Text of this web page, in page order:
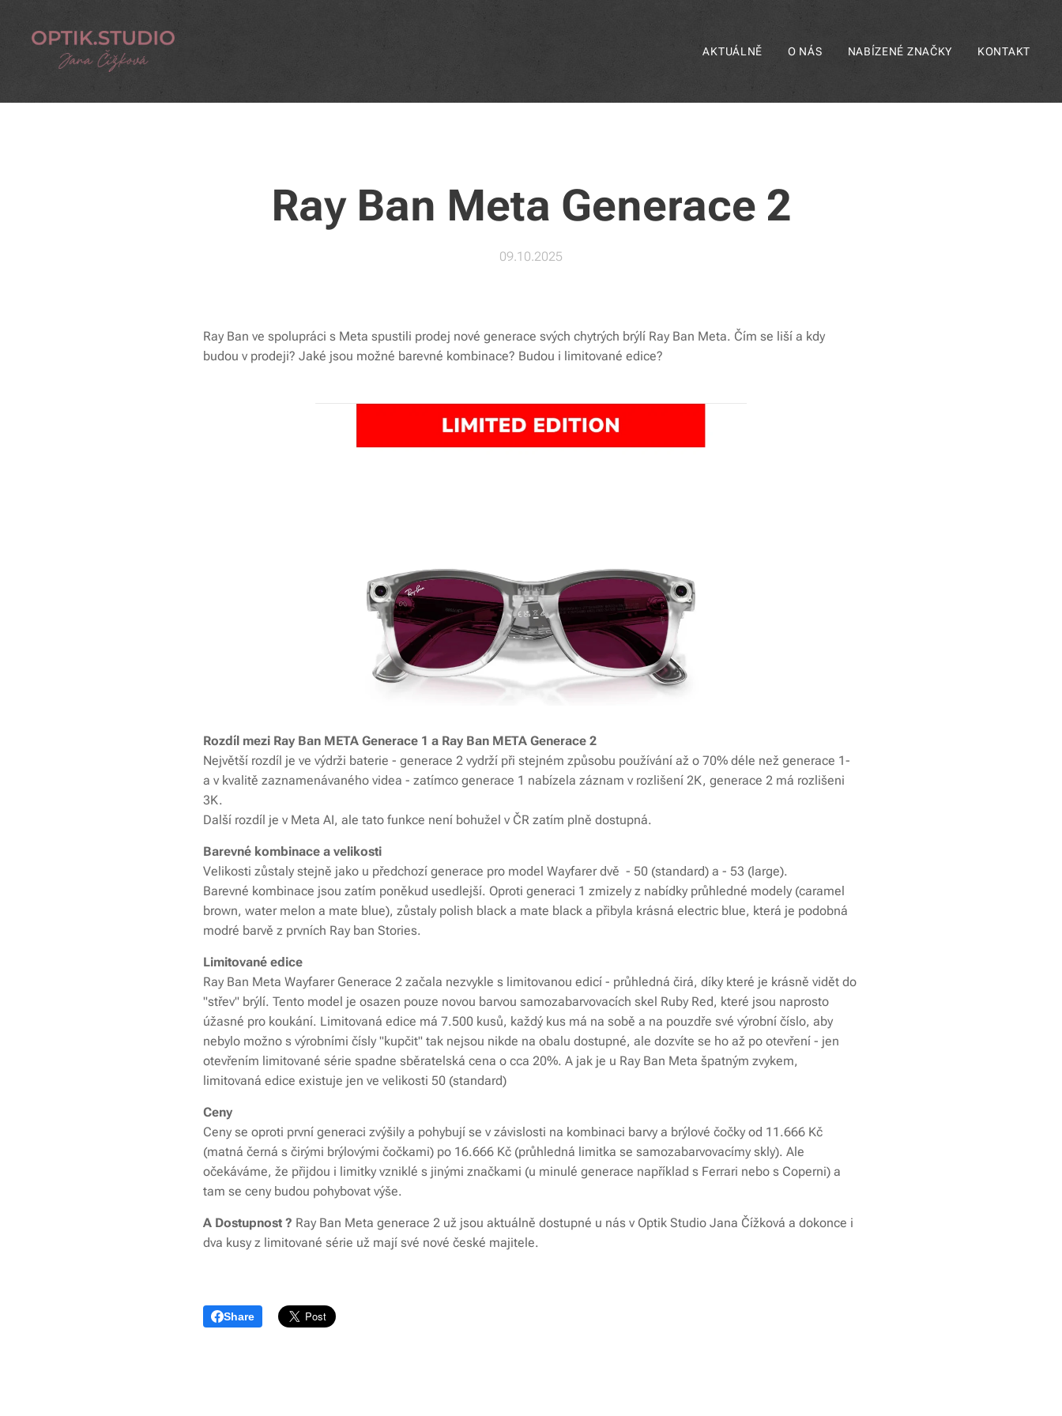
AKTUÁLNĚ O NÁS NABÍZENÉ ZNAČKY KONTAKT
Ray Ban Meta Generace 2
09.10.2025
Ray Ban ve spolupráci s Meta spustili prodej nové generace svých chytrých brýlí Ray Ban Meta. Čím se liší a kdy
budou v prodeji? Jaké jsou možné barevné kombinace? Budou i limitované edice?
Rozdíl mezi Ray Ban META Generace 1 a Ray Ban META Generace 2
Největší rozdíl je ve výdrži baterie - generace 2 vydrží při stejném způsobu používání až o 70% déle než generace 1-
a v kvalitě zaznamenávaného videa - zatímco generace 1 nabízela záznam v rozlišení 2K, generace 2 má rozlišeni
3K.
Další rozdíl je v Meta AI, ale tato funkce není bohužel v ČR zatím plně dostupná.
Barevné kombinace a velikosti
Velikosti zůstaly stejně jako u předchozí generace pro model Wayfarer dvě - 50 (standard) a - 53 (large).
Barevné kombinace jsou zatím poněkud usedlejší. Oproti generaci 1 zmizely z nabídky průhledné modely (caramel
brown, water melon a mate blue), zůstaly polish black a mate black a přibyla krásná electric blue, která je podobná
modré barvě z prvních Ray ban Stories.
Limitované edice
Ray Ban Meta Wayfarer Generace 2 začala nezvykle s limitovanou edicí - průhledná čirá, díky které je krásně vidět do
"střev" brýlí. Tento model je osazen pouze novou barvou samozabarvovacích skel Ruby Red, které jsou naprosto
úžasné pro koukání. Limitovaná edice má 7.500 kusů, každý kus má na sobě a na pouzdře své výrobní číslo, aby
nebylo možno s výrobními čísly "kupčit" tak nejsou nikde na obalu dostupné, ale dozvíte se ho až po otevření - jen
otevřením limitované série spadne sběratelská cena o cca 20%. A jak je u Ray Ban Meta špatným zvykem,
limitovaná edice existuje jen ve velikosti 50 (standard)
Ceny
Ceny se oproti první generaci zvýšily a pohybují se v závislosti na kombinaci barvy a brýlové čočky od 11.666 Kč
(matná černá s čirými brýlovými čočkami) po 16.666 Kč (průhledná limitka se samozabarvovacímy skly). Ale
očekáváme, že přijdou i limitky vzniklé s jinými značkami (u minulé generace například s Ferrari nebo s Coperni) a
tam se ceny budou pohybovat výše.
A Dostupnost ? Ray Ban Meta generace 2 už jsou aktuálně dostupné u nás v Optik Studio Jana Čížková a dokonce i
dva kusy z limitované série už mají své nové české majitele.
Share